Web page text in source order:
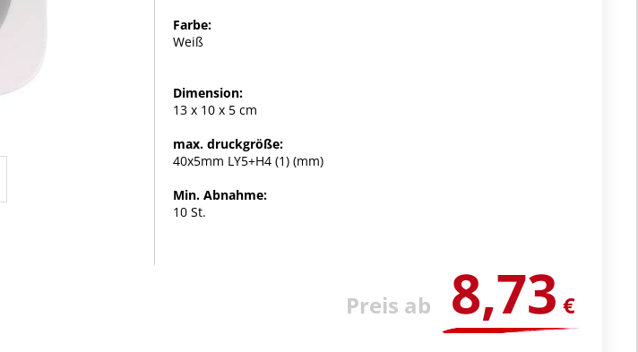
Farbe:
Weiß
Dimension:
13 x 10 x 5 cm
max. druckgröße:
40x5mm LY5+H4 (1) (mm)
Min. Abnahme:
10 St.
Preis ab 8,73 €